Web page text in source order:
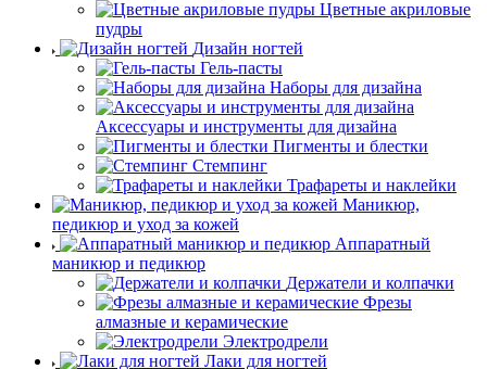
Цветные акриловые
пудры
Дизайн ногтей
Гель-пасты
Наборы для дизайна
Аксессуары и инструменты для дизайна
Пигменты и блестки
Стемпинг
Трафареты и наклейки
Маникюр,
педикюр и уход за кожей
Аппаратный
маникюр и педикюр
Держатели и колпачки
Фрезы
алмазные и керамические
Электродрели
Лаки для ногтей